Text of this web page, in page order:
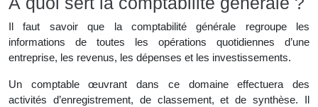
Il faut savoir que la comptabilité générale regroupe les
informations de toutes les opérations quotidiennes d’une
entreprise, les revenus, les dépenses et les investissements.
Un comptable œuvrant dans ce domaine effectuera des
activités d’enregistrement, de classement, et de synthèse. Il